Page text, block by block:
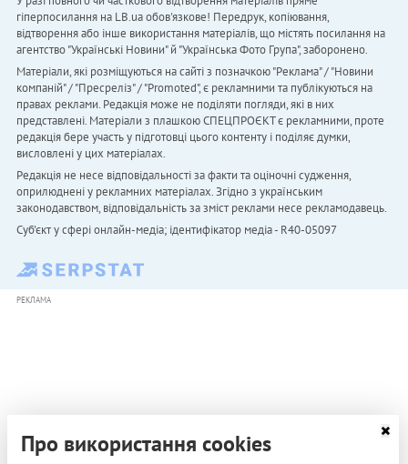
гіперпосилання на LB.ua обов'язкове! Передрук, копіювання,
відтворення або інше використання матеріалів, що містять посилання на
агентство "Українськi Новини" й "Українська Фото Група", заборонено.
Матеріали, які розміщуються на сайті з позначкою "Реклама" / "Новини
компаній" / "Пресреліз" / "Promoted", є рекламними та публікуються на
правах реклами. Редакція може не поділяти погляди, які в них
представлені. Матеріали з плашкою СПЕЦПРОЄКТ є рекламними, проте
редакція бере участь у підготовці цього контенту і поділяє думки,
висловлені у цих матеріалах.
Редакція не несе відповідальності за факти та оціночні судження,
оприлюднені у рекламних матеріалах. Згідно з українським
законодавством, відповідальність за зміст реклами несе рекламодавець.
Cуб'єкт у сфері онлайн-медіа; ідентифікатор медіа - R40-05097
РЕКЛАМА
Про використання cookies